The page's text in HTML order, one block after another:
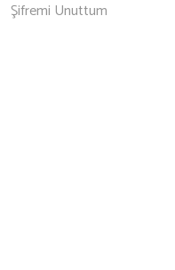
Şifremi Unuttum